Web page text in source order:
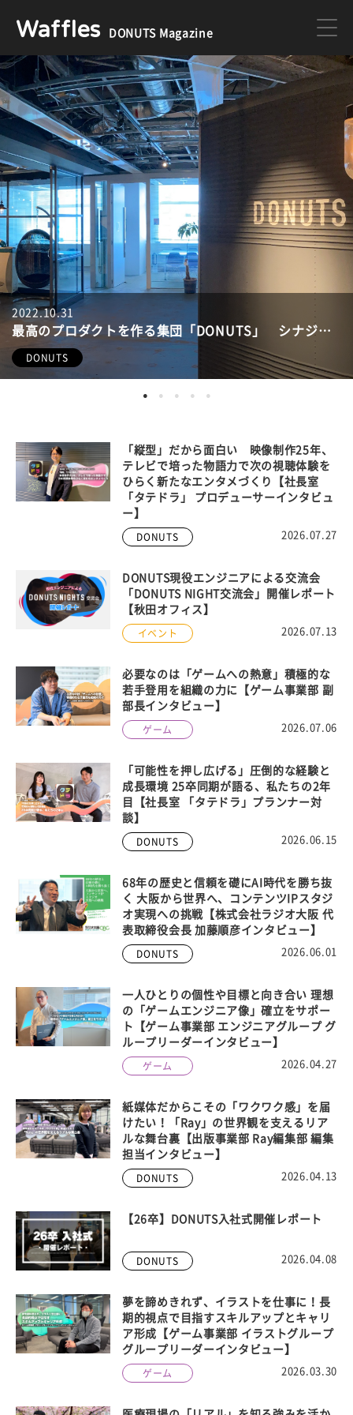
Waffles DONUTS Magazine
DONUTS ジョブカン
ミクチャ ゲーム
医療 イベント
DONUTSの採用情報はこちら
2022.10.31
最高のプロダクトを作る集団「DONUTS」 シナジーを生み出す、最新の事業内容を全紹介
DONUTS
2023.03.02
就活生におすすめ！新卒社員インタビュー記事まとめ
DONUTS
2022.02.21
京都からNo.1のオリジナルゲームを送り出そう！ DONUTS GAMES、京都メンバー大募集！！ 【株式会社DONUTS 執行役員 ゲーム事業部長 安藤武博インタビュー】
ゲーム
2020.12.17
【オフィス紹介】優れたプロダクトを生み出す、こだわりの空間。Donutsの本社オフィスを大公開！
DONUTS
2020.04.24
私たちが目指す組織は「仕事におけるプロスポーツチーム」
DONUTS
DONUTS 2026.07.27
「縦型」だから面白い 映像制作25年、
テレビで培った物語力で次の視聴体験を
ひらく新たなエンタメづくり【社長室
「タテドラ」 プロデューサーインタビュ
ー】
イベント 2026.07.13
DONUTS現役エンジニアによる交流会
「DONUTS NIGHT交流会」開催レポート
【秋田オフィス】
ゲーム 2026.07.06
必要なのは「ゲームへの熱意」積極的な
若手登用を組織の力に【ゲーム事業部 副
部長インタビュー】
DONUTS 2026.06.15
「可能性を押し広げる」圧倒的な経験と
成長環境 25卒同期が語る、私たちの2年
目【社長室 「タテドラ」プランナー対
談】
DONUTS 2026.06.01
68年の歴史と信頼を礎にAI時代を勝ち抜
く 大阪から世界へ、コンテンツIPスタジ
オ実現への挑戦【株式会社ラジオ大阪 代
表取締役会長 加藤順彦インタビュー】
ゲーム 2026.04.27
一人ひとりの個性や目標と向き合い 理想
の「ゲームエンジニア像」確立をサポー
ト【ゲーム事業部 エンジニアグループ グ
ループリーダーインタビュー】
DONUTS 2026.04.13
紙媒体だからこその「ワクワク感」を届
けたい！「Ray」の世界観を支えるリア
ルな舞台裏【出版事業部 Ray編集部 編集
担当インタビュー】
DONUTS 2026.04.08
【26卒】DONUTS入社式開催レポート
ゲーム 2026.03.30
夢を諦めきれず、イラストを仕事に！長
期的視点で目指すスキルアップとキャリ
ア形成【ゲーム事業部 イラストグループ
グループリーダーインタビュー】